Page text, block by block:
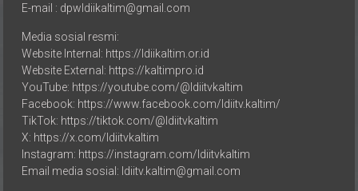
E-mail : dpwldiikaltim@gmail.com
Media sosial resmi:
Website Internal: https://ldiikaltim.or.id
Website External: https://kaltimpro.id
YouTube: https://youtube.com/@ldiitvkaltim
Facebook: https://www.facebook.com/ldiitv.kaltim/
TikTok: https://tiktok.com/@ldiitvkaltim
X: https://x.com/ldiitvkaltim
Instagram: https://instagram.com/ldiitvkaltim
Email media sosial: ldiitv.kaltim@gmail.com